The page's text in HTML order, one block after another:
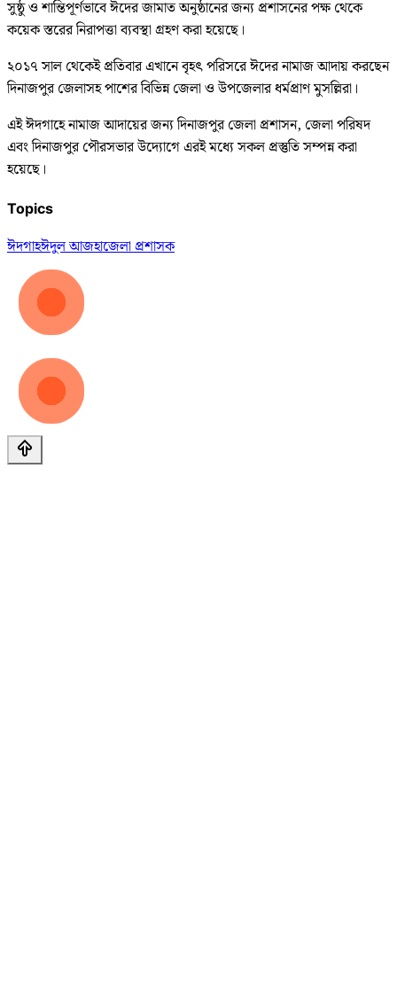
সুষ্ঠু ও শান্তিপূর্ণভাবে ঈদের জামাত অনুষ্ঠানের জন্য প্রশাসনের পক্ষ থেকে
কয়েক স্তরের নিরাপত্তা ব্যবস্থা গ্রহণ করা হয়েছে।
২০১৭ সাল থেকেই প্রতিবার এখানে বৃহৎ পরিসরে ঈদের নামাজ আদায় করছেন
দিনাজপুর জেলাসহ পাশের বিভিন্ন জেলা ও উপজেলার ধর্মপ্রাণ মুসল্লিরা।
এই ঈদগাহে নামাজ আদায়ের জন্য দিনাজপুর জেলা প্রশাসন, জেলা পরিষদ
এবং দিনাজপুর পৌরসভার উদ্যোগে এরই মধ্যে সকল প্রস্তুতি সম্পন্ন করা
হয়েছে।
Topics
ঈদগাহঈদুল আজহাজেলা প্রশাসক